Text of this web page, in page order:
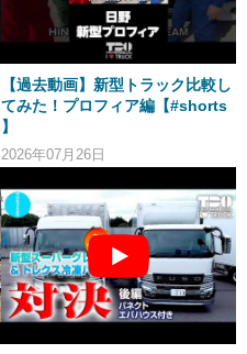
【過去動画】新型トラック比較し
てみた！プロフィア編【#shorts
】
2026年07月26日